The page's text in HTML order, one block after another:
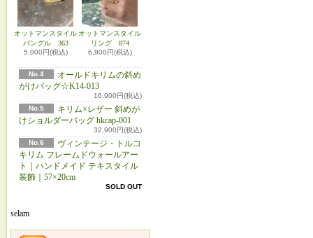
オットマンスタイル
バングル 363
5,900円(税込)
オットマンスタイル
リング 874
6,900円(税込)
No.4
オールドキリムの斜め
がけバッグ☆K14-013
16,900円(税込)
No.5
キリム×レザー 斜めが
けショルダーバッグ hkcap-001
32,900円(税込)
No.6
ヴィンテージ・トルコ
キリム フレームドウォールアー
ト｜ハンドメイド テキスタイル
装飾｜57×20cm
SOLD OUT
selam